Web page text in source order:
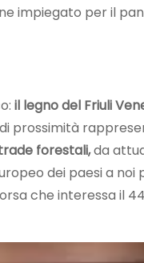
impiegato per il
il legno del Friuli
prossimità
forestali,da
dei paesi a noi
che interessa il